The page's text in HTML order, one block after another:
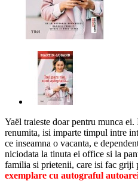
Yaël traieste doar pentru munca
renumita, isi imparte timpul intre
ce inseamna o vacanta, e
niciodata la tinuta ei office si la
familia si prietenii, care isi fac griji
exemplare cu autograful